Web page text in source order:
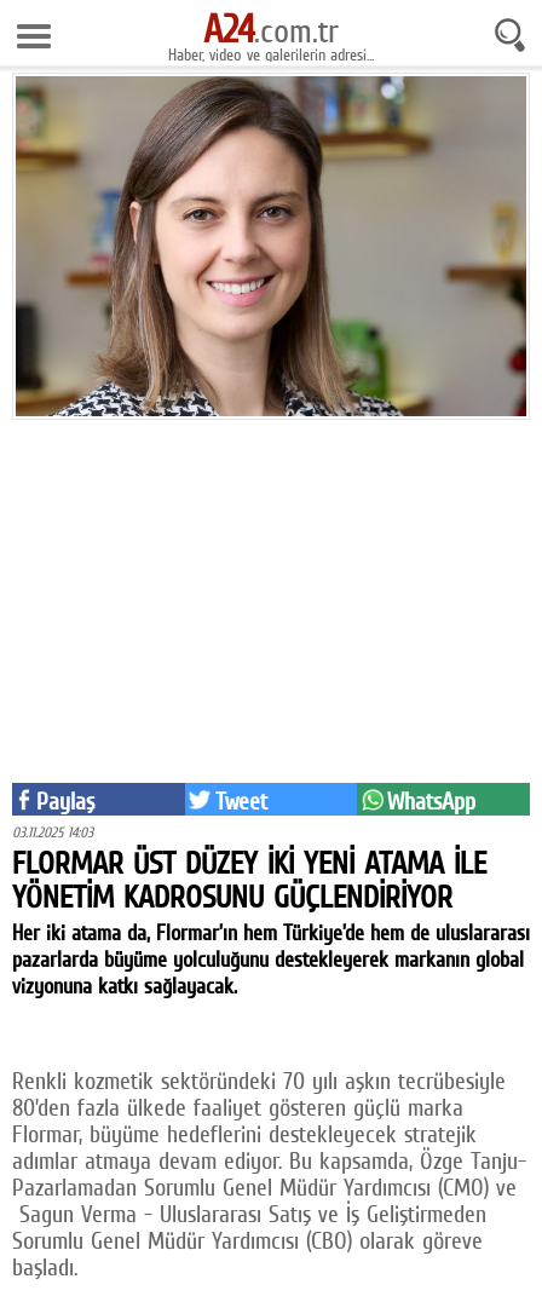
10 Ağustos 2026 10:10:17
Anasayfa
Foto Galeri
Gazeteler
Video Galeri
Gündem
Ekonomi
Yaşam
Magazin
Kültür-sanat
Sağlık
Yazarlar
Künye
A24 SOSYAL MEDYA
Facebook
Twitter
Google Plus
© 2026 TÜM HAKLARI SAKLIDIR
A24.com.tr
Haber, video ve galerilerin adresi...
Paylaş Tweet WhatsApp
03.11.2025 14:03
FLORMAR ÜST DÜZEY İKİ YENİ ATAMA İLE
YÖNETİM KADROSUNU GÜÇLENDİRİYOR
Her iki atama da, Flormar’ın hem Türkiye’de hem de uluslararası
pazarlarda büyüme yolculuğunu destekleyerek markanın global
vizyonuna katkı sağlayacak.
Renkli kozmetik sektöründeki 70 yılı aşkın tecrübesiyle
80’den fazla ülkede faaliyet gösteren güçlü marka
Flormar, büyüme hedeflerini destekleyecek stratejik
adımlar atmaya devam ediyor. Bu kapsamda, Özge Tanju-
Pazarlamadan Sorumlu Genel Müdür Yardımcısı (CMO) ve
Sagun Verma - Uluslararası Satış ve İş Geliştirmeden
Sorumlu Genel Müdür Yardımcısı (CBO) olarak göreve
başladı.